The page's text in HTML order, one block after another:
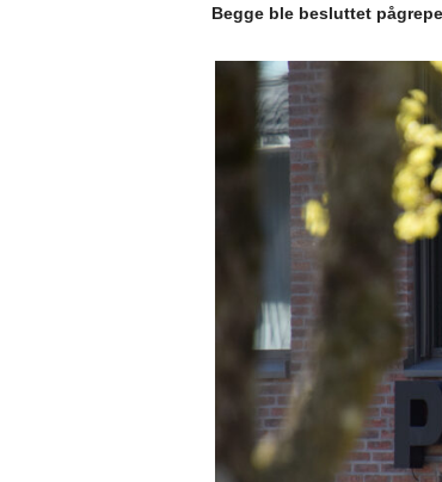
Begge ble besluttet